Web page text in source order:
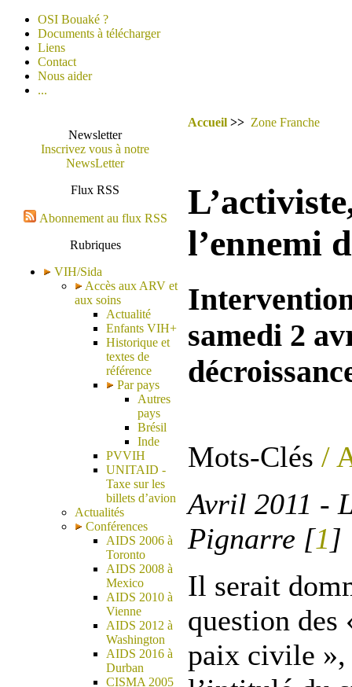
OSI Bouaké ?
Documents à télécharger
Liens
Contact
Nous aider
...
Newsletter
Inscrivez vous à notre
NewsLetter
Flux RSS
Abonnement au flux RSS
Rubriques
VIH/Sida
Accès aux ARV et
aux soins
Actualité
Enfants VIH+
Historique et
textes de
référence
Par pays
Autres
pays
Brésil
Inde
PVVIH
UNITAID -
Taxe sur les
billets d’avion
Actualités
Conférences
AIDS 2006 à
Toronto
AIDS 2008 à
Mexico
AIDS 2010 à
Vienne
AIDS 2012 à
Washington
AIDS 2016 à
Durban
CISMA 2005
Accueil >> Zone Franche
l’ennemi
samedi 2
Mots-Clés /
Avril 2011 -
Pignarre [1 ]
Il serait
question des
paix civile »,